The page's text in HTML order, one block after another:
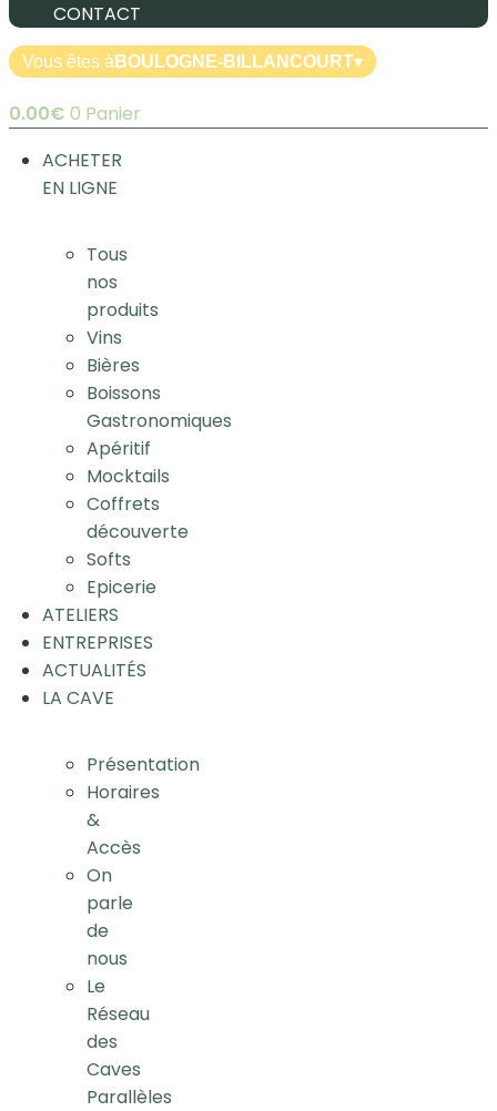
CONTACT
Vous êtes à BOULOGNE-BILLANCOURT▾
0.00€ 0 Panier
ACHETER
EN LIGNE
Tous
nos
produits
Vins
Bières
Boissons
Gastronomiques
Apéritif
Mocktails
Coffrets
découverte
Softs
Epicerie
ATELIERS
ENTREPRISES
ACTUALITÉS
LA CAVE
Présentation
Horaires
&
Accès
On
parle
de
nous
Le
Réseau
des
Caves
Parallèles